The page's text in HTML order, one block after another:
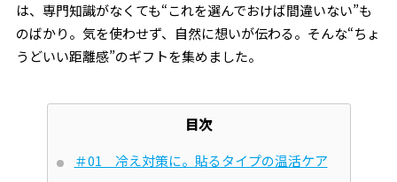
は、専門知識がなくても“これを選んでおけば間違いない”も
のばかり。気を使わせず、自然に想いが伝わる。そんな“ちょ
うどいい距離感”のギフトを集めました。
目次
＃01 冷え対策に。貼るタイプの温活ケア